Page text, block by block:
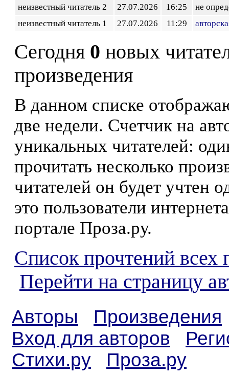
неизвестный читатель 2
27.07.2026 16:25
не
неизвестный читатель 1
27.07.2026 11:29
Сегодня 0 новых
произведения
В данном списке
две недели. Счетчик на
уникальных читателей:
прочитать несколько
читателей он будет учтен
это пользователи
портале Проза.ру.
Список прочтений всех
Перейти на страницу
Авторы
Произведения
Вход для авторов
Стихи.ру
Проза.ру